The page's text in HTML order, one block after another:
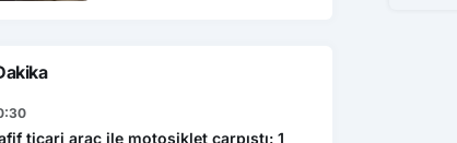
ticari araç ile motosiklet çarpıştı: 1